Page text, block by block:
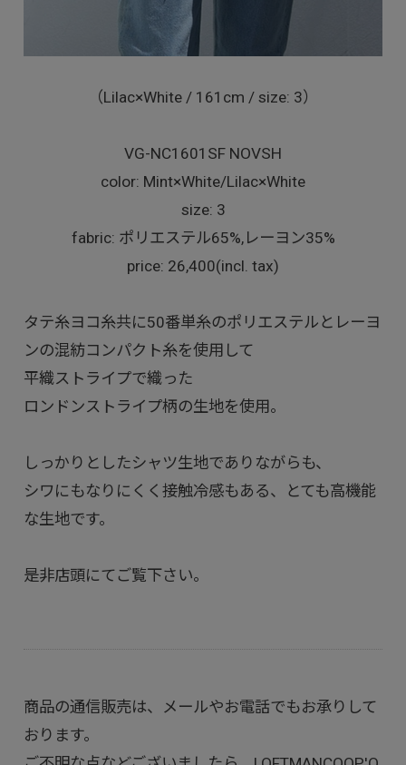
（Lilac×White / 161cm / size: 3）
VG-NC1601SF NOVSH
color: Mint×White/Lilac×White
size: 3
fabric: ポリエステル65%,レーヨン35%
price: 26,400(incl. tax)
タテ糸ヨコ糸共に50番単糸のポリエステルとレーヨ
ンの混紡コンパクト糸を使用して
平織ストライプで織った
ロンドンストライプ柄の生地を使用。
しっかりとしたシャツ生地でありながらも、
シワにもなりにくく接触冷感もある、とても高機能
な生地です。
是非店頭にてご覧下さい。
商品の通信販売は、メールやお電話でもお承りして
おります。